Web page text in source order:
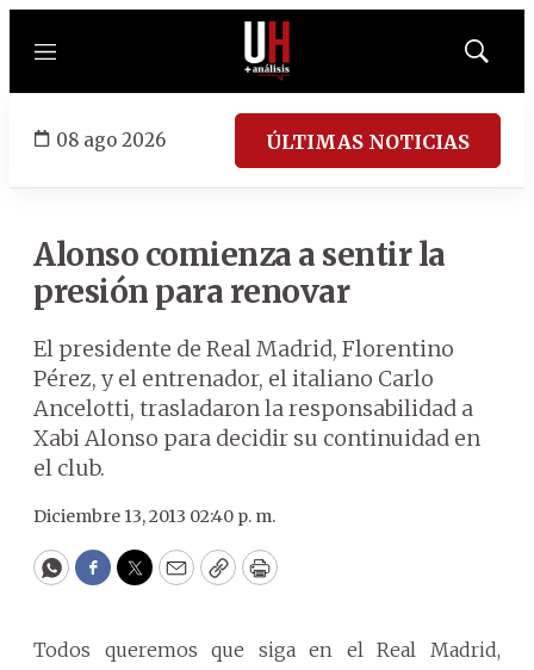
Menú
Mostrar
08 ago 2026 ÚLTIMAS NOTICIAS
Alonso comienza a sentir la
presión para renovar
El presidente de Real Madrid, Florentino
Pérez, y el entrenador, el italiano Carlo
Ancelotti, trasladaron la responsabilidad a
Xabi Alonso para decidir su continuidad en
el club.
Diciembre 13, 2013 02:40 p. m.
WhatsApp
Facebook
Twitter
EmailCopyPrint
Todos queremos que siga en el Real Madrid,